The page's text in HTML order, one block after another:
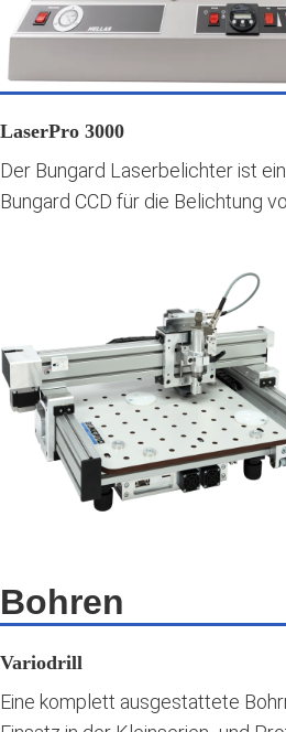
LaserPro 3000
Der Bungard Laserbelichter ist
Bungard CCD für die Belichtung
Bohren
Variodrill
Eine komplett ausgestattete